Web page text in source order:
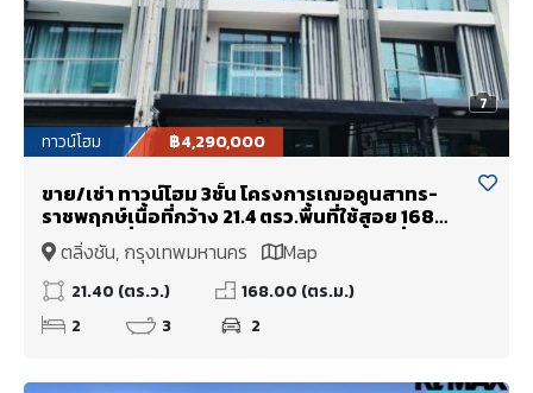
7
ทาวน์โฮม ฿4,290,000
ขาย/เช่า ทาวน์โฮม 3ชั้น โครงการเฌอคูนสาทร-
ราชพฤกษ์เนื้อที่กว้าง 21.4 ตรว.พื้นที่ใช้สอย 168
ตรม ฟังก์ชั่น 2นอน 1ห้องทำงาน 3ห้องน้ำ 2ที่จอดรถ
แถมฟรีเครื่องปรับอากาศ เครื่องทำน้ำอุ่นพร้อมเข้า
อยู่
ตลิ่งชัน, กรุงเทพมหานคร Map
21.40 (ตร.ว.)
168.00 (ตร.ม.)
2
3 2